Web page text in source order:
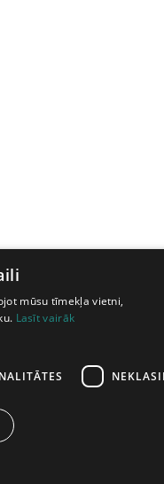
mūsu tīmekļa vietni,
Lasīt vairāk